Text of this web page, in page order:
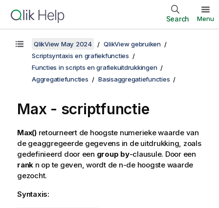
Search Menu
QlikView May 2024
QlikView gebruiken
Scriptsyntaxis en grafiekfuncties
Functies in scripts en grafiekuitdrukkingen
Aggregatiefuncties
Basisaggregatiefuncties
Max - scriptfunctie
Max()retourneert de hoogste numerieke waarde van
de geaggregeerde gegevens in de uitdrukking, zoals
gedefinieerd door een group by-clausule. Door een
rank n op te geven, wordt de n-de hoogste waarde
gezocht.
Syntaxis: